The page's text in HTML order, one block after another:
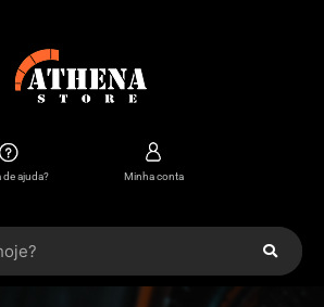
de ajuda? Minha conta